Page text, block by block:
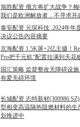
旭胜配资 俄方将扩大战争？
我们是欧洲解放者，不寻求开
泰安配资 元琛科技: 2024年年
决议公告内容摘要
京海配资 1.5K屏+2亿主摄！
Pro把千元机“配置拉满到天花
国汇策略 监督整改无障碍设
有爱无碍环境
长城配资 志特新材
型相变高温隔热阻燃材料的生
划推进中